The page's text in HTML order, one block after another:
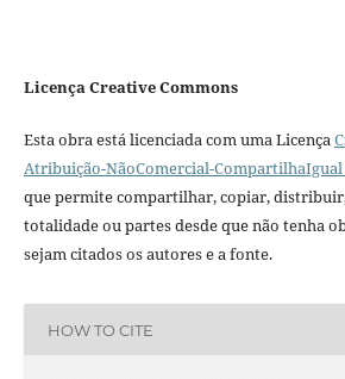
Licença Creative Commons
Esta obra está licenciada com uma Licença
Atribuição-NãoComercial-
que permite compartilhar, copiar,
totalidade ou partes desde que não tenha
sejam citados os autores e a fonte.
HOW TO CITE